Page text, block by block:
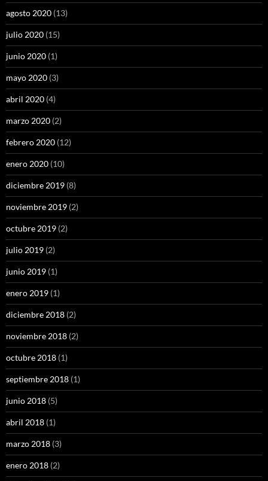
agosto 2020 (13)
julio 2020 (15)
junio 2020 (1)
mayo 2020 (3)
abril 2020 (4)
marzo 2020 (2)
febrero 2020 (12)
enero 2020 (10)
diciembre 2019 (8)
noviembre 2019 (2)
octubre 2019 (2)
julio 2019 (2)
junio 2019 (1)
enero 2019 (1)
diciembre 2018 (2)
noviembre 2018 (2)
octubre 2018 (1)
septiembre 2018 (1)
junio 2018 (5)
abril 2018 (1)
marzo 2018 (3)
enero 2018 (2)